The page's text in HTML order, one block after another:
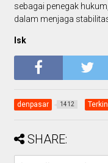
sebagai penegak
dalam menjaga
Isk
denpasar 1412
SHARE: